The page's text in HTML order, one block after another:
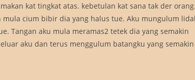
kat tingkat atas. kebetulan kat sana tak der orang.
cium bibir dia yang halus tue. Aku mungulum
Tangan aku mula meramas2 tetek dia yang semakin
aku dan terus menggulum batangku yang semakin